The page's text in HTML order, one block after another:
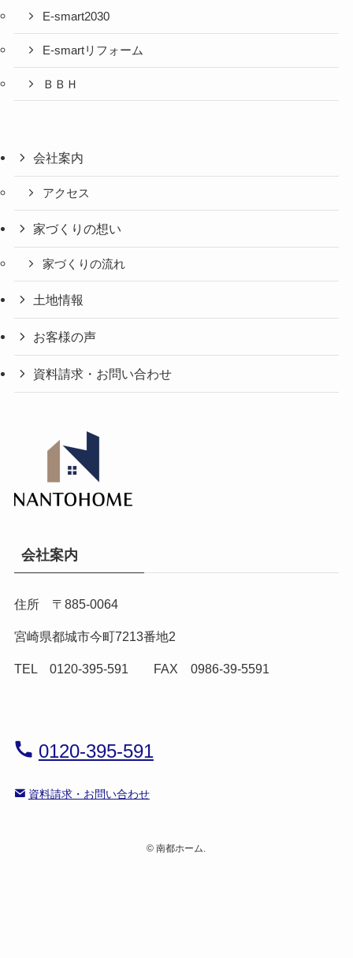
E-smart2030
E-smartリフォーム
ＢＢＨ
会社案内
アクセス
家づくりの想い
家づくりの流れ
土地情報
お客様の声
資料請求・お問い合わせ
会社案内
住所 〒885-0064
宮崎県都城市今町7213番地2
TEL 0120-395-591 FAX 0986-39-5591
0120-395-591
資料請求・お問い合わせ
© 南都ホーム.